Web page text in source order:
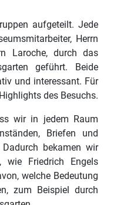
aufgeteilt. Jede
Herrn
Laroche, durch das
geführt. Beide
und interessant. Für
des Besuchs.
wir in jedem Raum
Briefen und
bekamen wir
wie Friedrich Engels
welche Bedeutung
zum Beispiel durch